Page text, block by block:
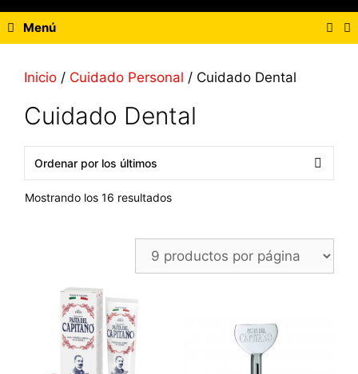
Menú
Inicio / Cuidado Personal / Cuidado Dental
Cuidado Dental
Mostrando los 16 resultadosOrdenado